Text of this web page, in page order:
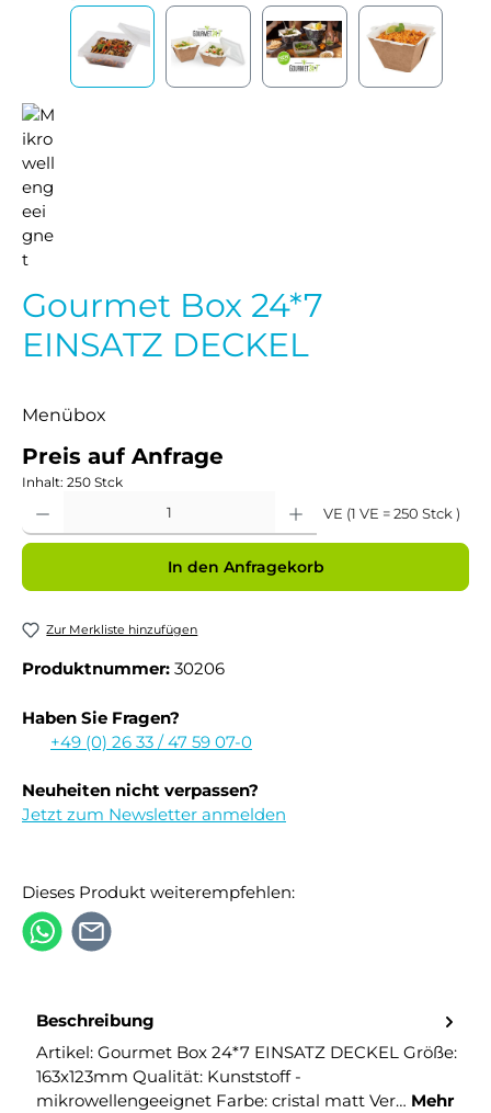
Gourmet Box 24*7
EINSATZ DECKEL
Menübox
Preis auf Anfrage
Inhalt: 250 Stck
VE (1 VE = 250 Stck )
In den Anfragekorb
Zur Merkliste hinzufügen
Produktnummer: 30206
Haben Sie Fragen?
+49 (0) 26 33 / 47 59 07-0
Neuheiten nicht verpassen?
Jetzt zum Newsletter anmelden
Dieses Produkt weiterempfehlen:
Beschreibung
Artikel: Gourmet Box 24*7 EINSATZ DECKEL Größe:
163x123mm Qualität: Kunststoff -
mikrowellengeeignet Farbe: cristal matt Ver… Mehr